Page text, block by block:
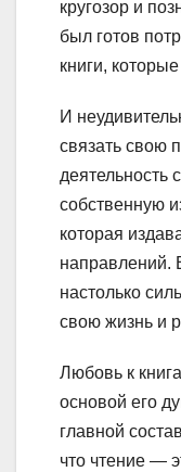
кругозор и
был готов
книги,
И
связать свою
деятельность
собственную
которая
направлений.
настолько
свою жизнь и
Любовь к
основой его
главной
что чтение —